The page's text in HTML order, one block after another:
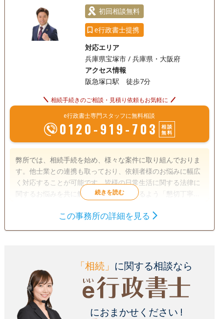
初回相談無料
e行政書士提携
対応エリア
兵庫県宝塚市 / 兵庫県・大阪府
アクセス情報
阪急塚口駅 徒歩7分
相続手続きのご相談・見積り依頼もお気軽に
e行政書士専門スタッフに無料相談
0120-919-703
相談
無料
弊所では、相続手続を始め、様々な案件に取り組んでおりま
す。他士業との連携も取っており、依頼者様のお悩みに幅広
く対応することが可能です。皆様の日常生活に関する法律に
関するお悩みを共に解決し、ご満足頂けるよう「懇切丁寧」
遺産分割
電話相談可 土日相談可 初回相談無料
18時以降相談可 オンライン面談可 事務所面談可
この事務所の詳細を見る
「相続」 に関する相談なら
におまかせください !